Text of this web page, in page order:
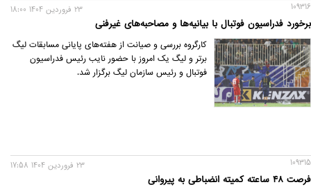
109316
برخورد فدراسیون فوتبال با بیانیه‌ها و مصاحبه‌های غیرفنی
23 فروردين 1404 18:00
کارگروه بررسی و صیانت از هفته‌های پایانی مسابقات لیگ
برتر و لیگ یک امروز با حضور نایب رئیس فدراسیون
فوتبال و رئیس سازمان لیگ برگزار شد.
109315
فرصت ۴۸ ساعته کمیته انضباطی به پیروانی
23 فروردين 1404 17:58